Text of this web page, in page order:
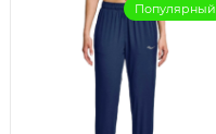
Популярный